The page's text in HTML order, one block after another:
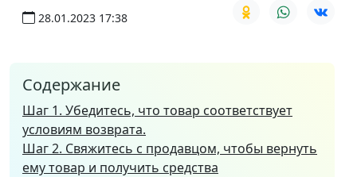
28.01.2023 17:38
Содержание
Шаг 1. Убедитесь, что товар соответствует
условиям возврата.
Шаг 2. Свяжитесь с продавцом, чтобы вернуть
ему товар и получить средства